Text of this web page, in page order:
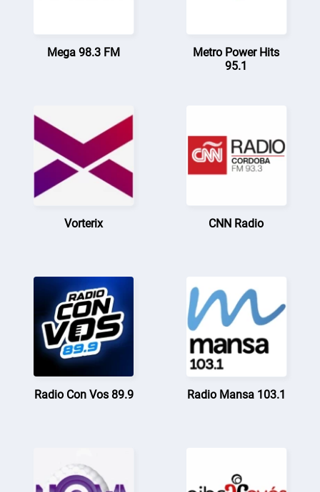
Mega 98.3 FM
Metro Power Hits
95.1
Vorterix CNN Radio
Radio Con Vos 89.9 Radio Mansa 103.1